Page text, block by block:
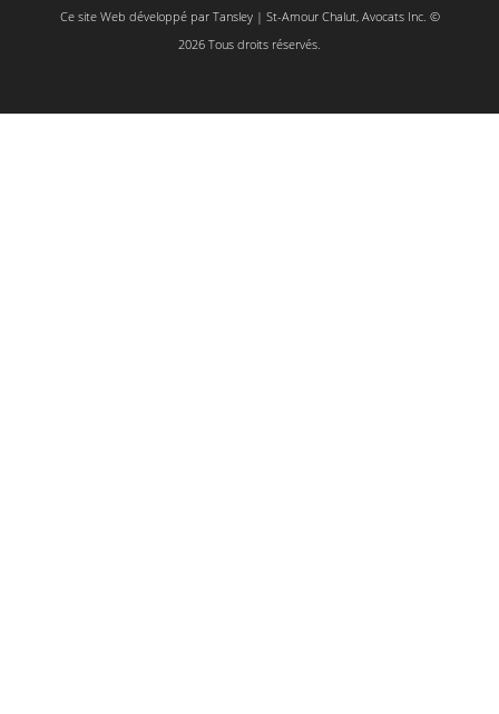
Ce site Web développé par Tansley| St-Amour Chalut, Avocats Inc. ©
2026 Tous droits réservés.